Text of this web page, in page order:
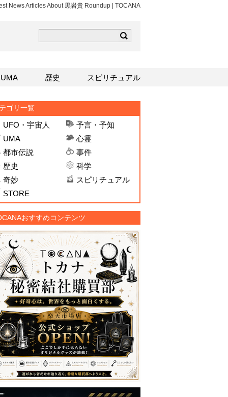
News Articles About 黒岩貴 Roundup | TOCANA
ゴリ一覧
UFO・宇宙人
予言・予知
UMA
心霊
都市伝説
事件
歴史
科学
奇妙
スピリチュアル
STORE
おすすめコンテンツ
UMA 歴史 スピリチュアル